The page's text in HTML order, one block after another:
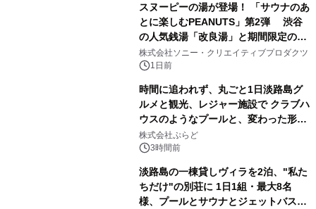
スヌーピーの湯が登場！ 「サウナのあ
とに楽しむPEANUTS」第2弾 渋谷
の人気銭湯「改良湯」と期間限定のコ
ラボレーション サウナイキタイコラ
ボグッズも発売決定！
株式会社ソニー・クリエイティブプロダクツ
1日前
時間に追われず、丸ごと1日淡路島グ
ルメと観光、レジャー施設で クラブハ
ウスのようなプールと、変わった形の
サウナも 「THE BOXY AWAJI」のお
得な素泊まり連泊プランで
株式会社ぷらど
3時間前
淡路島の一棟貸しヴィラを2泊、"私た
ちだけ"の別荘に 1日1組・最大8名
様、プールとサウナとジェットバス付